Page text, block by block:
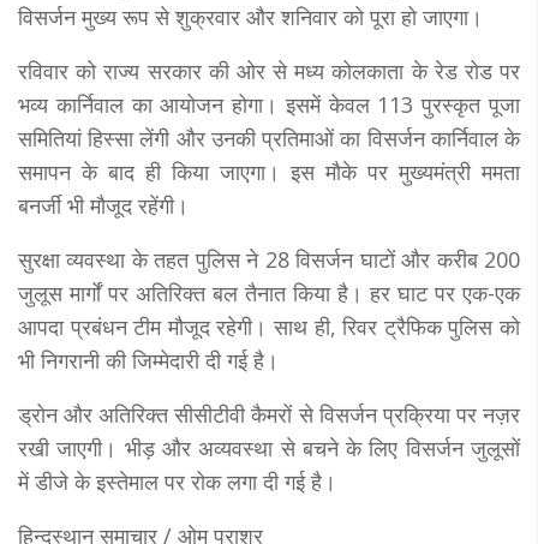
विसर्जन मुख्य रूप से शुक्रवार और शनिवार को पूरा हो जाएगा।
रविवार को राज्य सरकार की ओर से मध्य कोलकाता के रेड रोड पर
भव्य कार्निवाल का आयोजन होगा। इसमें केवल 113 पुरस्कृत पूजा
समितियां हिस्सा लेंगी और उनकी प्रतिमाओं का विसर्जन कार्निवाल के
समापन के बाद ही किया जाएगा। इस मौके पर मुख्यमंत्री ममता
बनर्जी भी मौजूद रहेंगी।
सुरक्षा व्यवस्था के तहत पुलिस ने 28 विसर्जन घाटों और करीब 200
जुलूस मार्गों पर अतिरिक्त बल तैनात किया है। हर घाट पर एक-एक
आपदा प्रबंधन टीम मौजूद रहेगी। साथ ही, रिवर ट्रैफिक पुलिस को
भी निगरानी की जिम्मेदारी दी गई है।
ड्रोन और अतिरिक्त सीसीटीवी कैमरों से विसर्जन प्रक्रिया पर नज़र
रखी जाएगी। भीड़ और अव्यवस्था से बचने के लिए विसर्जन जुलूसों
में डीजे के इस्तेमाल पर रोक लगा दी गई है।
हिन्दुस्थान समाचार / ओम पराशर